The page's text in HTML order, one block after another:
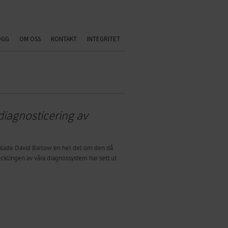
OM OSS KONTAKT INTEGRITET
av
David Barlow en hel del om den då
av våra diagnossystem har sett ut